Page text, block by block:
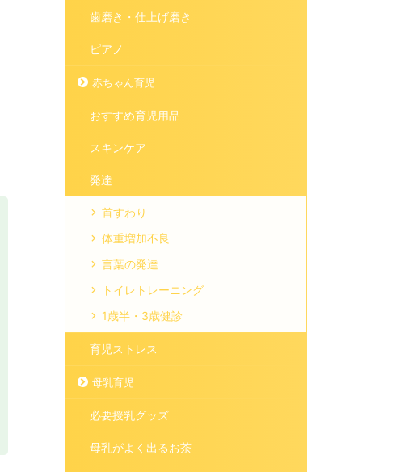
歯磨き・仕上げ磨き
ピアノ
赤ちゃん育児
おすすめ育児用品
スキンケア
発達
首すわり
体重増加不良
言葉の発達
トイレトレーニング
1歳半・3歳健診
育児ストレス
母乳育児
必要授乳グッズ
母乳がよく出るお茶